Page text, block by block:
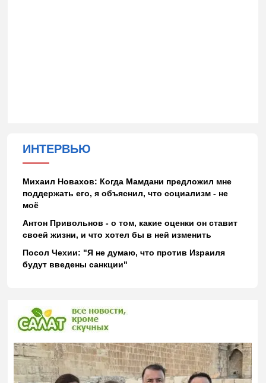
ИНТЕРВЬЮ
Михаил Новахов: Когда Мамдани предложил мне
поддержать его, я объяснил, что социализм - не
моё
Антон Привольнов - о том, какие оценки он ставит
своей жизни, и что хотел бы в ней изменить
Посол Чехии: "Я не думаю, что против Израиля
будут введены санкции"